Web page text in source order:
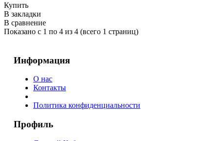
Купить
В закладки
В сравнение
Показано с 1 по 4 из 4 (всего 1 страниц)
Информация
О нас
Контакты
Политика конфиденциальности
Профиль